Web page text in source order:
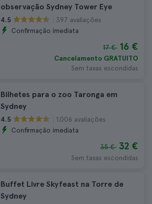
observação Sydney Tower Eye
4.5
397 avaliações
Confirmação imediata
17 € 16 €
Cancelamento GRATUITO
Sem taxas escondidas
Bilhetes para o zoo Taronga em
Sydney
4.5
1.006 avaliações
Confirmação imediata
35 € 32 €
Sem taxas escondidas
Buffet Livre Skyfeast na Torre de
Sydney